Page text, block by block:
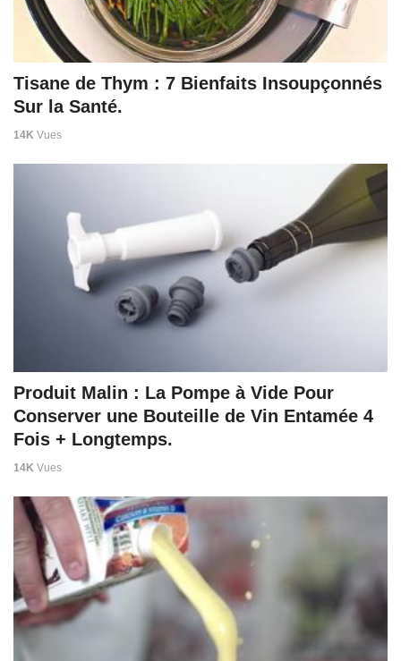
Tisane de Thym : 7 Bienfaits Insoupçonnés
Sur la Santé.
14K Vues
Produit Malin : La Pompe à Vide Pour
Conserver une Bouteille de Vin Entamée 4
Fois + Longtemps.
14K Vues